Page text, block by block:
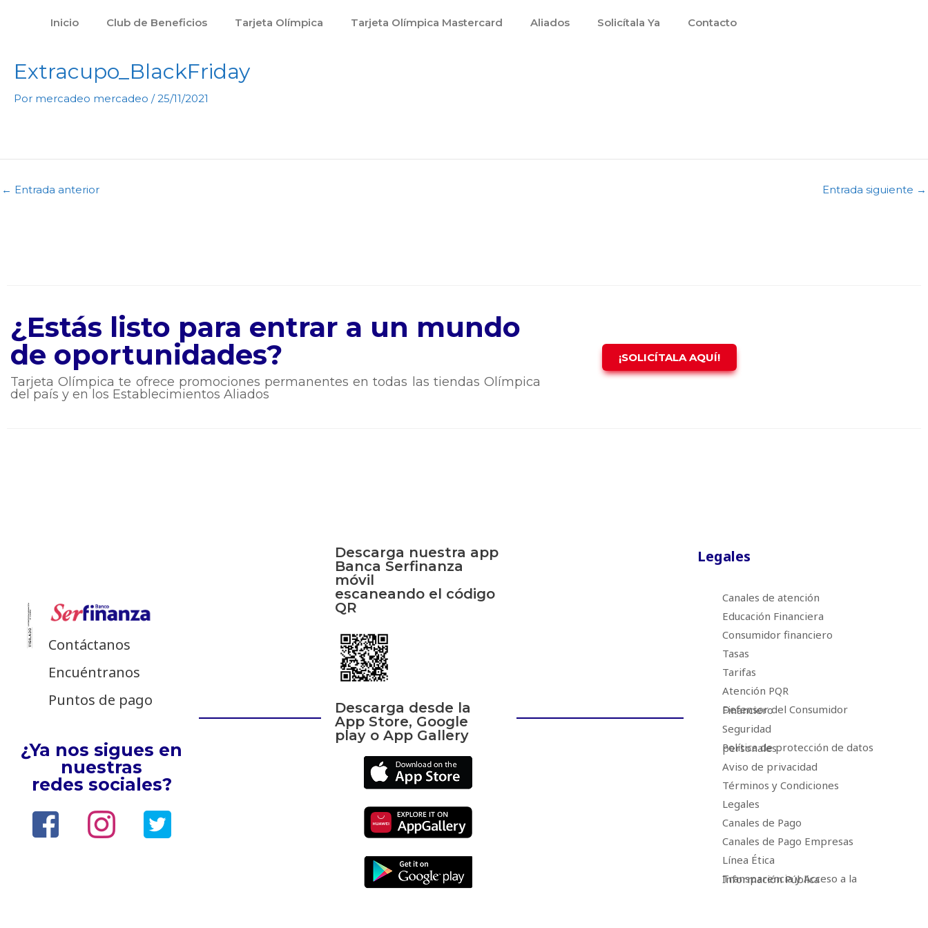
Inicio Club de Beneficios Tarjeta Olímpica Tarjeta Olímpica Mastercard Aliados Solicítala Ya Contacto
Extracupo_BlackFriday
Por mercadeo mercadeo /25/11/2021
← Entrada anterior Entrada siguiente →
¿Estás listo para entrar a un mundo
de oportunidades?
Tarjeta Olímpica te ofrece promociones permanentes en todas las tiendas Olímpica
del país y en los Establecimientos Aliados
¡SOLICÍTALA AQUÍ!
Contáctanos
Encuéntranos
Puntos de pago
¿Ya nos sigues en
nuestras
redes sociales?
Descarga nuestra app
Banca Serfinanza
móvil
escaneando el código
QR
Descarga desde la
App Store, Google
play o App Gallery
Legales
Canales de atención
Educación Financiera
Consumidor financiero
Tasas
Tarifas
Atención PQR
Defensor del Consumidor Financiero
Seguridad
Política de protección de datos personales
Aviso de privacidad
Términos y Condiciones
Legales
Canales de Pago
Canales de Pago Empresas
Línea Ética
Transparencia y Acceso a la Información Pública